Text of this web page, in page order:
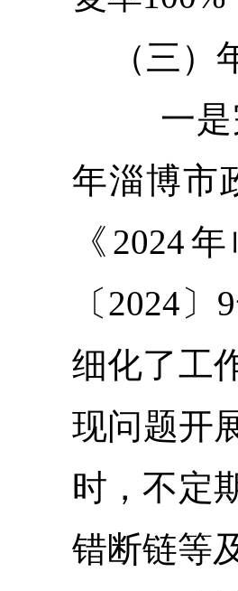
（三）
一是
年淄博市
《 2024年
〔2024〕
细化了工
现问题开
时，不定
错断链等